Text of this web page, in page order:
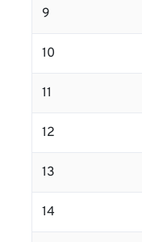
9
10
11
12
13
14